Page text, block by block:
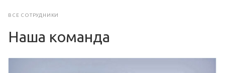
ВСЕ СОТРУДНИКИ
Наша команда